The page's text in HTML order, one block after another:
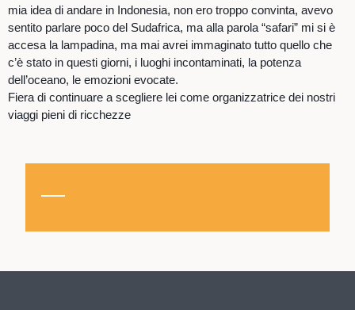
mia idea di andare in Indonesia, non ero troppo convinta, avevo
sentito parlare poco del Sudafrica, ma alla parola “safari” mi si è
accesa la lampadina, ma mai avrei immaginato tutto quello che
c’è stato in questi giorni, i luoghi incontaminati, la potenza
dell’oceano, le emozioni evocate.
Fiera di continuare a scegliere lei come organizzatrice dei nostri
viaggi pieni di ricchezze